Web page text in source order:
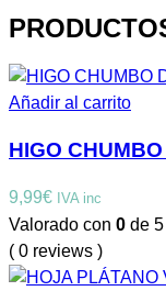
Añadir al carrito
HIGO
9,99€ IVA inc
Valorado con 0 de 5
( 0 reviews )